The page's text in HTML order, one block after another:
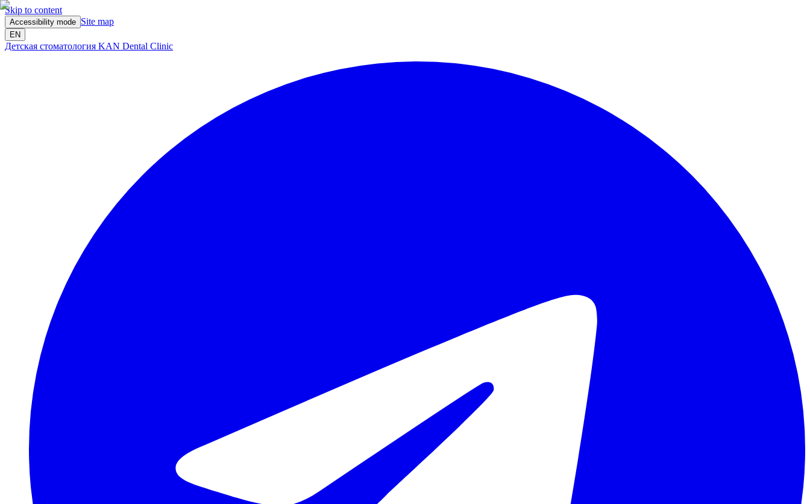
Skip to content
Accessibility mode Site map
EN
Детская стоматология KAN Dental Clinic